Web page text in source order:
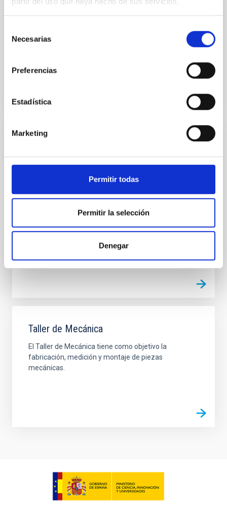
Necesarias
Preferencias
Estadística
Marketing
Permitir todas
Permitir la selección
Denegar
Sala de CAD/CAE
para el diseño y cálculo de ingeniería mecánica.
Laboratorio de Integración y Verificación
proporciona las infraestructuras básicas y
medio que se desarrollan en el Área de
Núñez Chico
Taller de Mecánica
El Taller de Mecánica tiene como objetivo la
fabricación, medición y montaje de piezas
mecánicas.